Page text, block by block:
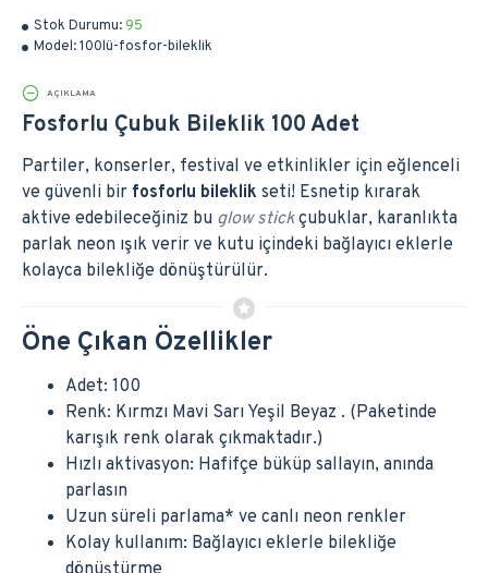
Stok Durumu: 95
Model:100lü-fosfor-bileklik
AÇIKLAMA
Fosforlu Çubuk Bileklik 100 Adet
Partiler, konserler, festival ve etkinlikler için eğlenceli
ve güvenli bir fosforlu bileklik seti! Esnetip kırarak
aktive edebileceğiniz bu glow stickçubuklar, karanlıkta
parlak neon ışık verir ve kutu içindeki bağlayıcı eklerle
kolayca bilekliğe dönüştürülür.
Öne Çıkan Özellikler
Adet: 100
Renk: Kırmzı Mavi Sarı Yeşil Beyaz . (Paketinde
karışık renk olarak çıkmaktadır.)
Hızlı aktivasyon: Hafifçe büküp sallayın, anında
parlasın
Uzun süreli parlama* ve canlı neon renkler
Kolay kullanım: Bağlayıcı eklerle bilekliğe